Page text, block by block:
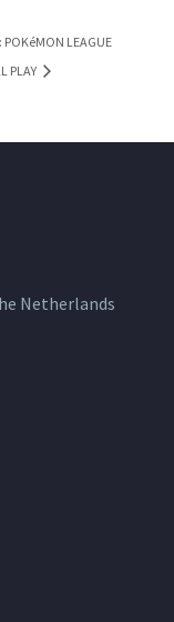
POKéMON LEAGUE
PLAY
Netherlands